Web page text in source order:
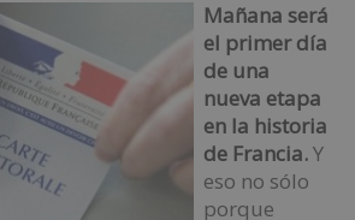
Mañana será
el primer día
de una
nueva etapa
en la historia
de Francia.Y
eso no sólo
porque